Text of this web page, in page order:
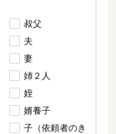
叔父
夫
妻
姉２人
姪
婿養子
子（依頼者のき